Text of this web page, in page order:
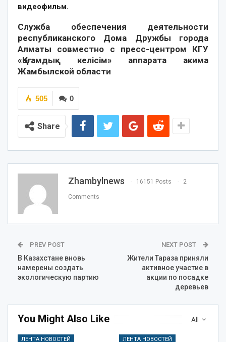
видеофильм.
Служба обеспечения деятельности
республиканского Дома Дружбы города
Алматы совместно с пресс-центром КГУ
«Қоғамдық келісім» аппарата акима
Жамбылской области
0
505
Share
Zhambylnews 16151 Posts 2
Comments
PREV POST
В Казахстане вновь
намерены создать
экологическую партию
NEXT POST
Жители Тараза приняли
активное участие в
акции по посадке
деревьев
All
You Might Also Like
ЛЕНТА НОВОСТЕЙ ЛЕНТА НОВОСТЕЙ